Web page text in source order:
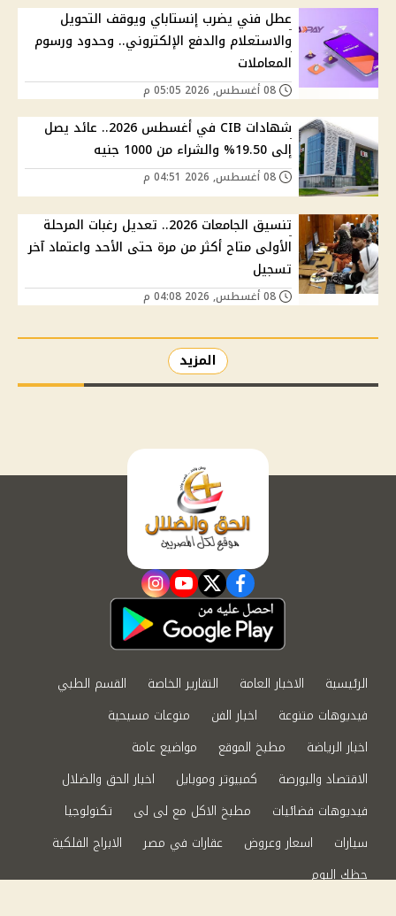
عطل فني يضرب إنستاباي ويوقف التحويل
والاستعلام والدفع الإلكتروني.. وحدود ورسوم
المعاملات
شهادات CIB في أغسطس 2026.. عائد يصل
إلى 19.50% والشراء من 1000 جنيه
تنسيق الجامعات 2026.. تعديل رغبات المرحلة
الأولى متاح أكثر من مرة حتى الأحد واعتماد آخر
تسجيل
المزيد
facebook
twitter
youtube
instagram
الرئيسية الاخبار العامة التقارير الخاصة
القسم الطبي
فيديوهات متنوعة
اخبار الفن
منوعات مسيحية
اخبار الرياضة
مطبخ الموقع
مواضيع عامة
الاقتصاد والبورصة
كمبيوتر وموبايل
اخبار الحق والضلال
فيديوهات فضائيات
مطبخ الاكل مع لى لى
تكنولوجيا
سيارات
اسعار وعروض عقارات في مصر
الابراج الفلكية
حظك اليوم